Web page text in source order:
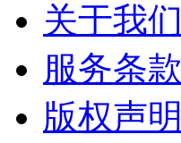
关于我们
服务条款
版权声明